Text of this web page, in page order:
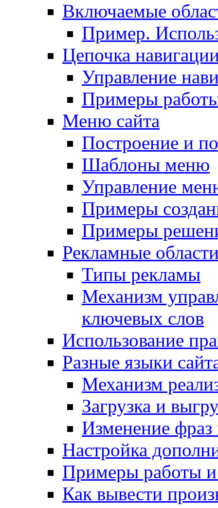
Включаемые
Пример.
Цепочка
Управление
Примеры
Меню сайта
Построение и
Шаблоны меню
Управление
Примеры
Примеры
Рекламные
Типы рекламы
Механизм
ключевых слов
Использование
Разные языки
Механизм
Загрузка и
Изменение
Настройка
Примеры работы
Как вывести